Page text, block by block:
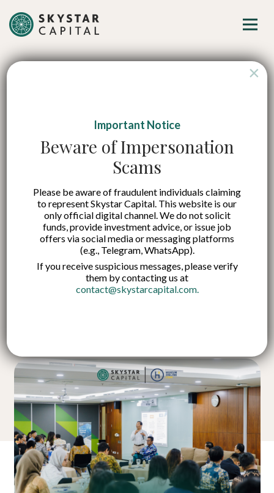
Menavigasi Undang-
Undang Cipta Kerja
di Indonesia dan
Implikasinya Bagi
Ketenagakerjaan
Published on: 6 Okt 2024
Important Notice
Beware of Impersonation
Scams
Please be aware of fraudulent individuals claiming
to represent Skystar Capital. This website is our
only official digital channel. We do not solicit
funds, provide investment advice, or issue job
offers via social media or messaging platforms
(e.g., Telegram, WhatsApp).
If you receive suspicious messages, please verify
them by contacting us at
contact@skystarcapital.com.
×